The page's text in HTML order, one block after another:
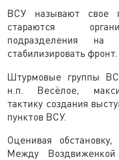
ВСУ называют свое
стараются
подразделения
стабилизировать фронт.
Штурмовые группы
н.п. Весёлое,
тактику создания
пунктов ВСУ.
Оценивая
Между